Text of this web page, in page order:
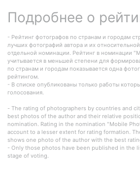
Подробнее о
- Рейтинг фотографов по странам и городам
лучших фотографий автора и их
отдельной номинации. Рейтинг в номинации
учитывается в меньшей степени для
по странам и городам показывается одна
рейтингом.
- В списке опубликованы только работы
голосования.
- The rating of photographers by countries and
best photos of the author and their relative
nomination. Rating in the nomination "Mobile
account to a lesser extent for rating formation.
shows one photo of the author with the best
- Only those photos have been published in the
stage of voting.